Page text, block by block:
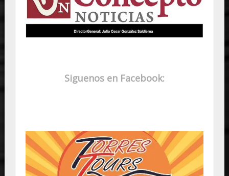
Siguenos en Facebook: